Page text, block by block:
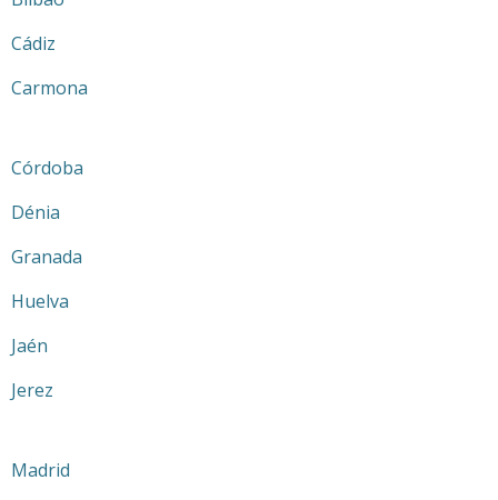
Cádiz
Carmona
Córdoba
Dénia
Granada
Huelva
Jaén
Jerez
Madrid